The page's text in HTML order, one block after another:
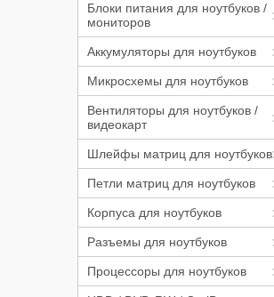
Блоки питания для ноутбуков /
мониторов
Аккумуляторы для ноутбуков
Микросхемы для ноутбуков
Вентиляторы для ноутбуков /
видеокарт
Шлейфы матриц для ноутбуков
Петли матриц для ноутбуков
Корпуса для ноутбуков
Разъемы для ноутбуков
Процессоры для ноутбуков